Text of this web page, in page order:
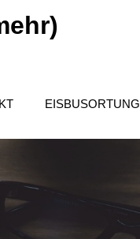
EISBUSORTUNG